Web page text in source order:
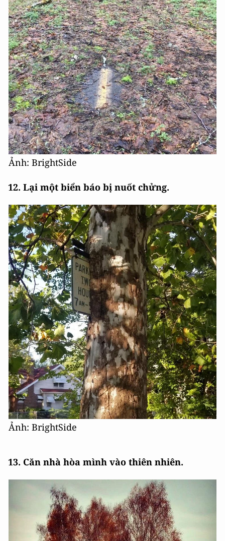
Ảnh: BrightSide
12. Lại một biển báo bị nuốt chửng.
Ảnh: BrightSide
13. Căn nhà hòa mình vào thiên nhiên.